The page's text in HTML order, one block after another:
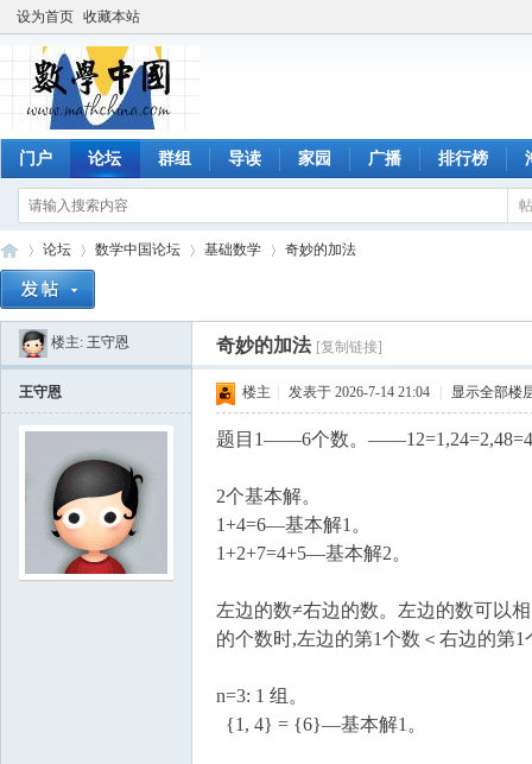
设为首页 收藏本站
门户 论坛 群组 导读 家园 广播 排行榜
»
论坛
›
数学中国论坛 基础数学
›
奇妙的加法
楼主: 王守恩 奇妙的加法 [复制链接]
王守恩 楼主 发表于 2026-7-14 21:04 显示全部楼
题目1——6个数。
2个基本解。
1+4=6—基本解1。
1+2+7=4+5—基本解2。
左边的数≠右边的数。左边的数可以
的个数时,左边的第1个数＜右边的
n=3: 1 组。
{1, 4} = {6}—基本解1。